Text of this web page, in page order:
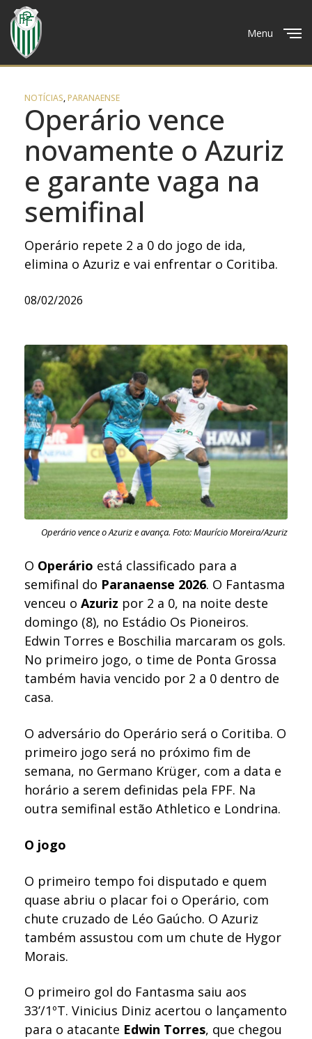
Menu
NOTÍCIAS,PARANAENSE
Operário vence
novamente o Azuriz
e garante vaga na
semifinal
Operário repete 2 a 0 do jogo de ida,
elimina o Azuriz e vai enfrentar o Coritiba.
08/02/2026
Operário vence o Azuriz e avança. Foto: Maurício Moreira/Azuriz
O Operário está classificado para a
semifinal do Paranaense 2026. O Fantasma
venceu oAzuriz por 2 a 0, na noite deste
domingo (8), no Estádio Os Pioneiros.
Edwin Torres e Boschilia marcaram os gols.
No primeiro jogo, o time de Ponta Grossa
também havia vencido por 2 a 0 dentro de
casa.
O adversário do Operário será o Coritiba. O
primeiro jogo será no próximo fim de
semana, no Germano Krüger, com a data e
horário a serem definidas pela FPF. Na
outra semifinal estão Athletico e Londrina.
O jogo
O primeiro tempo foi disputado e quem
quase abriu o placar foi o Operário, com
chute cruzado de Léo Gaúcho. O Azuriz
também assustou com um chute de Hygor
Morais.
O primeiro gol do Fantasma saiu aos
33’/1ºT. Vinicius Diniz acertou o lançamento
para o atacante Edwin Torres, que chegou